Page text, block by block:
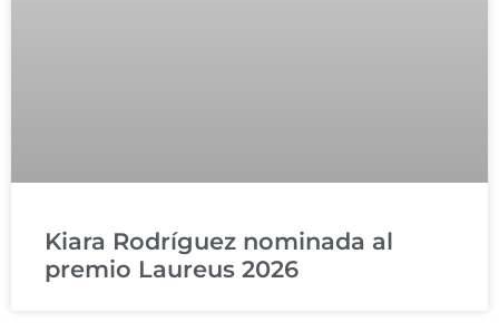
Kiara Rodríguez nominada al
premio Laureus 2026